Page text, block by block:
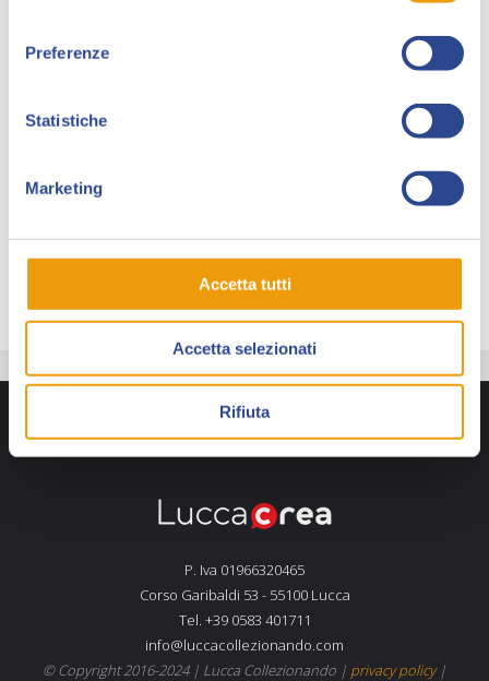
Preferenze
Statistiche
Marketing
Accetta tutti
Accetta selezionati
Rifiuta
Lucca Collezionando si apre con il
tour nelle scuole
Tre giorni di incontri con gli studenti delle
raccontare come è nato il poster e per scovare tutti i
brillante illustratore.
P. Iva 01966320465
Corso Garibaldi 53 - 55100 Lucca
Tel. +39 0583 401711
info@luccacollezionando.com
© Copyright 2016-2024 | Lucca Collezionando | privacy policy|